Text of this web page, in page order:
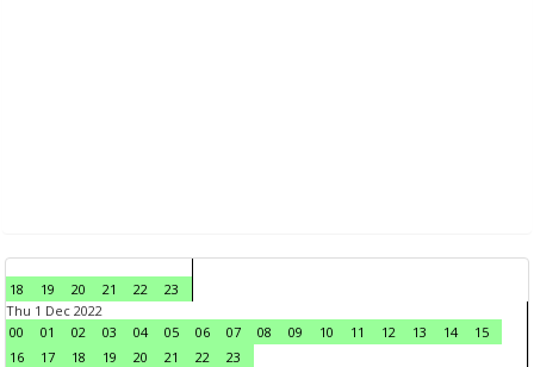
18 19 20 21 22
23
Thu 1 Dec 2022
00
01 02 03 04 05 06 07 08 09 10 11 12 13 14
15
16
17 18 19 20 21 22
23